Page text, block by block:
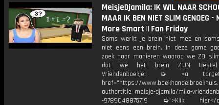
MeisjeDjamila: IK WIL NAAR
MAAR IK BEN NIET SLIM GENOEG -
More Smart || Fan Friday
Soms werkt je brein niet mee en
niet eens een brein. In deze game
zoek naar manieren waarop we ZO
dat we het brein ZIJN
Vriendenboekje: ➭ <a
href="https://
authortitle=meisje-djamila/mila-
-9789048875719 ➭">Klik